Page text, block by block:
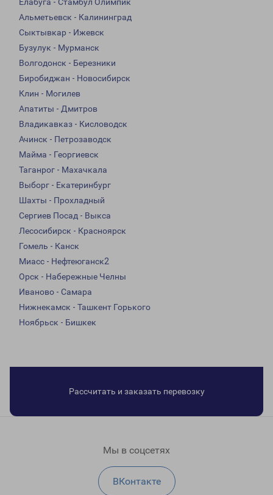
Елабуга - Стамбул Олимпик
Альметьевск - Калининград
Сыктывкар - Ижевск
Бузулук - Мурманск
Волгодонск - Березники
Биробиджан - Новосибирск
Клин - Могилев
Апатиты - Дмитров
Владикавказ - Кисловодск
Ачинск - Петрозаводск
Майма - Георгиевск
Таганрог - Махачкала
Выборг - Екатеринбург
Шахты - Прохладный
Сергиев Посад - Выкса
Лесосибирск - Красноярск
Гомель - Канск
Миасс - Нефтеюганск2
Орск - Набережные Челны
Иваново - Самара
Нижнекамск - Ташкент Горького
Ноябрьск - Бишкек
Рассчитать и заказать перевозку
Мы в соцсетях
ВКонтакте